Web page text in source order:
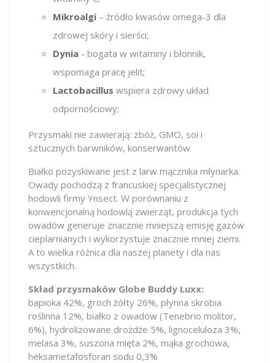
Mikroalgi – źródło kwasów omega-3 dla
zdrowej skóry i sierści;
Dynia - bogata w witaminy i błonnik,
wspomaga pracę jelit;
Lactobacillus wspiera zdrowy układ
odpornościowy;
Przysmaki nie zawierają: zbóż, GMO, soi i
sztucznych barwników, konserwantów
Białko pozyskiwane jest z larw mącznika młynarka.
Owady pochodzą z francuskiej specjalistycznej
hodowli firmy Ynsect. W porównaniu z
konwencjonalną hodowlą zwierząt, produkcja tych
owadów generuje znacznie mniejszą emisję gazów
cieplarnianych i wykorzystuje znacznie mniej ziemi.
A to wielka różnica dla naszej planety i dla nas
wszystkich.
Skład przysmaków Globe Buddy Luxx:
bapioka 42%, groch żółty 26%, płynna skrobia
roślinna 12%, białko z owadów (Tenebrio molitor,
6%), hydrolizowane drożdże 5%, lignoceluloza 3%,
melasa 3%, suszona mięta 2%, mąka grochowa,
heksametafosforan sodu 0,3%